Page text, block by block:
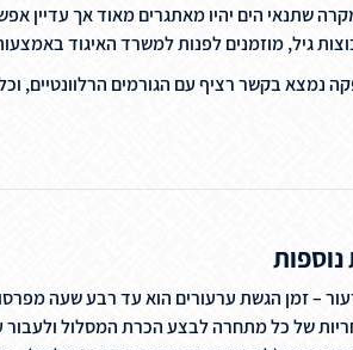
גיל, מוזמנים לפנות למשרד האיגוד
נמצא בקשר רציף עם הגורמים הרלוונטיים,
נוספות
– זמן הגשת ערעורים הוא עד רבע שעה
של כל מתחרה לבצע הכרת המסלול